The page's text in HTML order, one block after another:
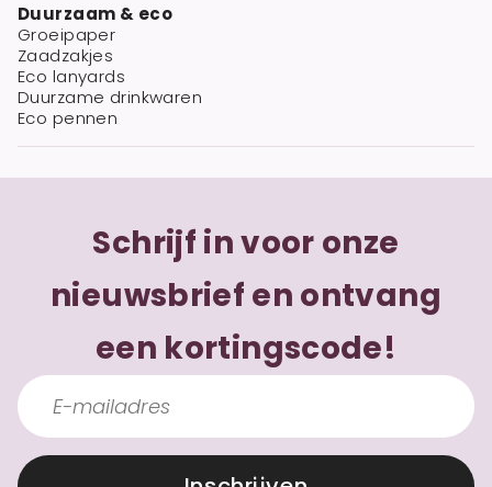
Duurzaam & eco
Groeipaper
Zaadzakjes
Eco lanyards
Duurzame drinkwaren
Eco pennen
Schrijf in voor onze
nieuwsbrief en ontvang
een kortingscode!